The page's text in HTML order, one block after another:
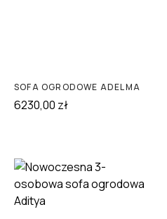
SOFA OGRODOWE ADELMA
6230,00 zł